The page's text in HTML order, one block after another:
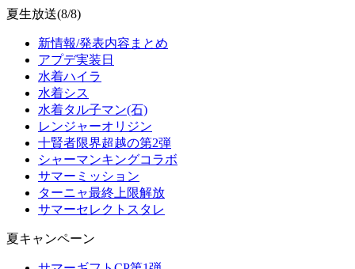
夏生放送(8/8)
新情報/発表内容まとめ
アプデ実装日
水着ハイラ
水着シス
水着タル子マン(石)
レンジャーオリジン
十賢者限界超越の第2弾
シャーマンキングコラボ
サマーミッション
ターニャ最終上限解放
サマーセレクトスタレ
夏キャンペーン